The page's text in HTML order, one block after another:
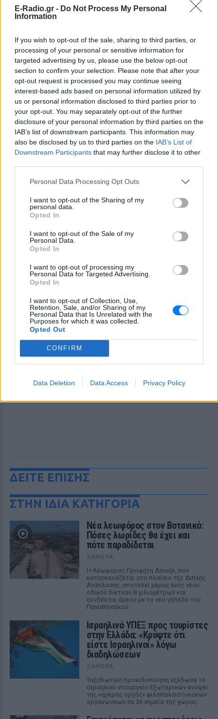
E-Radio.gr - Do Not Process My Personal
Information
If you wish to opt-out of the sale, sharing to third parties, or
processing of your personal or sensitive information for
targeted advertising by us, please use the below opt-out
section to confirm your selection. Please note that after your
opt-out request is processed you may continue seeing
interest-based ads based on personal information utilized by
us or personal information disclosed to third parties prior to
your opt-out. You may separately opt-out of the further
disclosure of your personal information by third parties on the
IAB’s list of downstream participants. This information may
also be disclosed by us to third parties on the IAB’s List of
Downstream Participants that may further disclose it to other
Personal Data Processing Opt Outs
I want to opt-out of the Sharing of my
personal data.
Opted In
I want to opt-out of the Sale of my
Personal Data.
Opted In
I want to opt-out of processing my
Personal Data for Targeted Advertising.
Opted In
I want to opt-out of Collection, Use,
Retention, Sale, and/or Sharing of my
Personal Data that Is Unrelated with the
Purposes for which it was collected.
Opted Out
CONFIRM
Data Deletion Data Access Privacy Policy
Ακολουθήστε το E-Radio.gr στοGoogle News
και μάθετε πρώτοιτα πιο hot νέα.
ειδήσεων του E-Daily.gr
ΔΕΙΤΕ ΕΠΙΣΗΣ
ΣΤΗΝ ΙΔΙΑ ΚΑΤΗΓΟΡΙΑ
Νέα λεωφόρος στον Βοτανικό:
Πόσες λωρίδες θα έχει και
πότε παραδίδεται
ΣΉΜΕΡΑ
Η Λεωφόρος Προφήτη Δανιήλ, που
κατασκευάζεται στο πλαίσιο της Διπλής
Ανάπλασης, αποτελεί μέρος ενός νέου
οδικού δικτύου 8 χιλιομέτρων και
συνδέεται άμεσα με το νέο γήπεδο του
Παναθηναϊκού.
Ισραηλινό ΥΠΕΞ προς τουρίστες
στην Ελλάδα: «Κρύψτε ότι
είστε Ισραηλινοί» λόγω
διαδηλώσεων
ΣΉΜΕΡΑ
Ταξιδιωτική προειδοποίηση εξέδωσε το
ισραηλινό υπουργείο Εξωτερικών ενόψει
της «ημέρας οργής» φιλοπαλαιστινιακών
οργανώσεων σε 36 σημεία της χώρας.